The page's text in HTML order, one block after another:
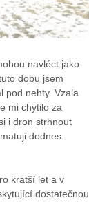
navléct jako
dobu jsem
pod nehty. Vzala
mi chytilo za
i dron strhnout
dodnes.
kratší let a v
dostatečnou